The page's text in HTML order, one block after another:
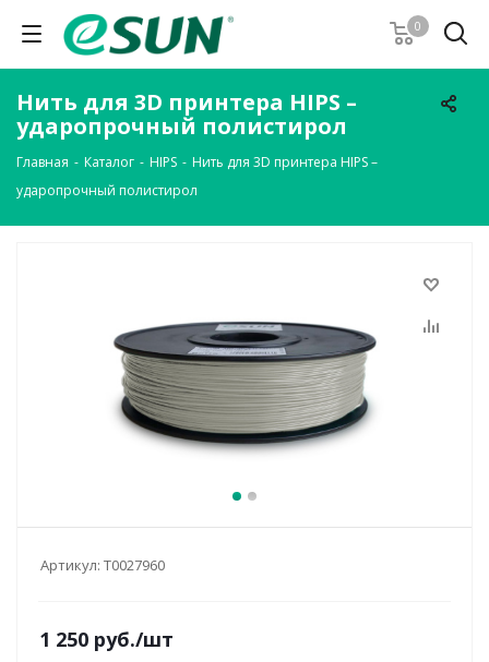
0
Нить для 3D принтера HIPS –
ударопрочный полистирол
Главная - Каталог - HIPS - Нить для 3D принтера HIPS –
ударопрочный полистирол
Артикул: Т0027960
1 250 руб./шт